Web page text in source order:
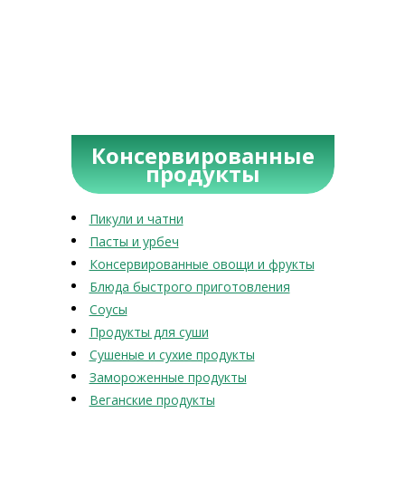
Консервированные
продукты
Пикули и чатни
Пасты и урбеч
Консервированные овощи и фрукты
Блюда быстрого приготовления
Соусы
Продукты для суши
Сушеные и сухие продукты
Замороженные продукты
Веганские продукты